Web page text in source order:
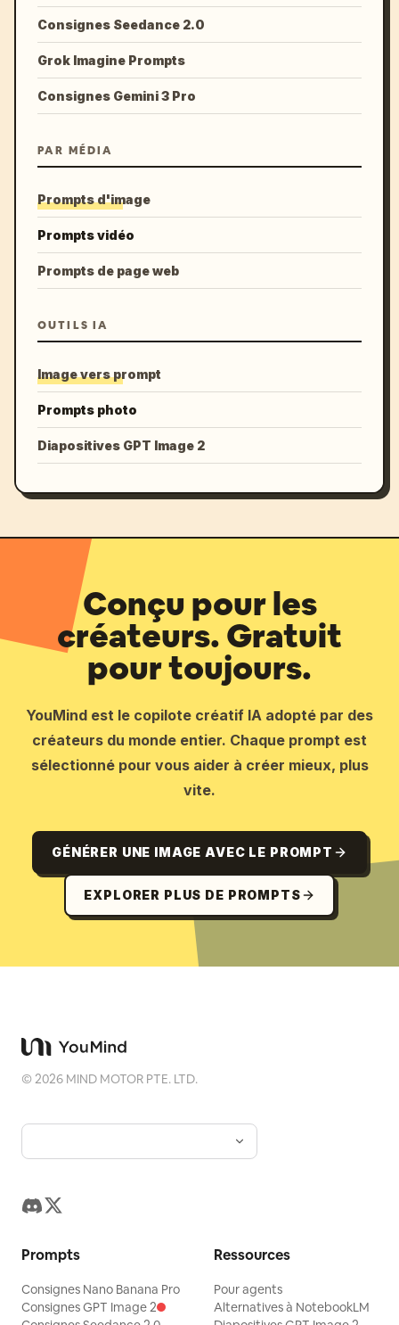
Consignes Seedance 2.0
Grok Imagine Prompts
Consignes Gemini 3 Pro
PAR MÉDIA
Prompts d'image
Prompts vidéo
Prompts de page web
OUTILS IA
Image vers prompt
Prompts photo
Diapositives GPT Image 2
Conçu pour les
créateurs. Gratuit
pour toujours.
YouMind est le copilote créatif IA adopté par des
créateurs du monde entier. Chaque prompt est
sélectionné pour vous aider à créer mieux, plus
vite.
GÉNÉRER UNE IMAGE AVEC LE PROMPT
EXPLORER PLUS DE PROMPTS
©2026 MIND MOTOR PTE. LTD.
Prompts
Consignes Nano Banana Pro
Consignes GPT Image 2
Ressources
Pour agents
Alternatives à NotebookLM